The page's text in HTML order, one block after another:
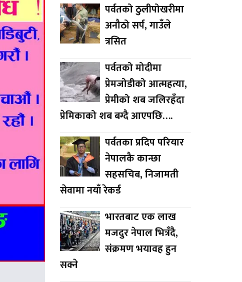
पर्वतको ठुलीपोखरीमा
अनौठो सर्प, गाउँले
त्रसित
पर्वतको मोदीमा
प्रेमजोडीको आत्महत्या,
प्रेमीको शब जलिरहँदा
प्रेमिकाको शब बग्दै आएपछि….
पर्वतका प्रदिप परियार
नेपालकै कान्छा
सहसचिब, निजामती
सेवामा नयाँ रेकर्ड
भारतबाट एक लाख
मजदुर नेपाल भित्रँदै,
संक्रमण भयावह हुन
सक्ने